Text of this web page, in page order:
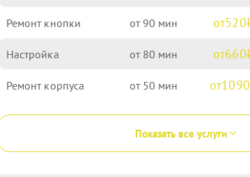
Ремонт кнопки 90 520
Настройка 80 660
Ремонт корпуса 50 1090
Показать все услуги